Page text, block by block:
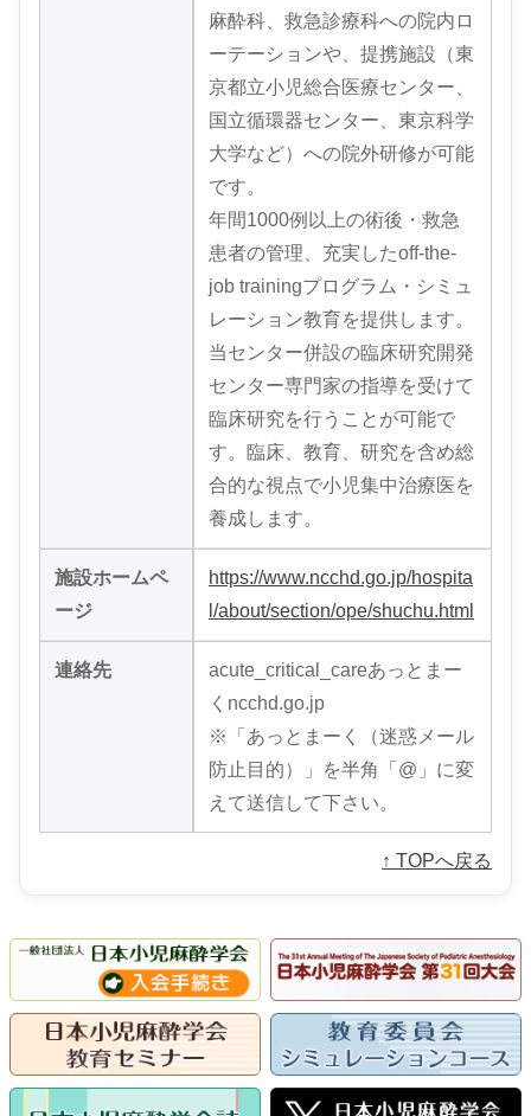
麻酔科、救急診療科への院内ロ
ーテーションや、提携施設（東
京都立小児総合医療センター、
国立循環器センター、東京科学
大学など）への院外研修が可能
です。
年間1000例以上の術後・救急
患者の管理、充実したoff-the-
job trainingプログラム・シミュ
レーション教育を提供します。
当センター併設の臨床研究開発
センター専門家の指導を受けて
臨床研究を行うことが可能で
す。臨床、教育、研究を含め総
合的な視点で小児集中治療医を
養成します。
施設ホームペ
ージ
https://www.ncchd.go.jp/hospita
l/about/section/ope/shuchu.html
連絡先
acute_critical_careあっとまー
くncchd.go.jp
※「あっとまーく（迷惑メール
防止目的）」を半角「@」に変
えて送信して下さい。
↑ TOPへ戻る